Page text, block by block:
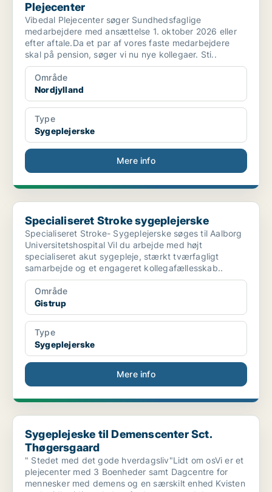
Plejecenter
Vibedal Plejecenter søger Sundhedsfaglige
medarbejdere med ansættelse 1. oktober 2026 eller
efter aftale.Da et par af vores faste medarbejdere
skal på pension, søger vi nu nye kollegaer. Sti..
Område
Nordjylland
Type
Sygeplejerske
Mere info
Specialiseret Stroke sygeplejerske
Specialiseret Stroke sygeplejerske
Specialiseret Stroke- Sygeplejerske søges til Aalborg
Universitetshospital Vil du arbejde med højt
specialiseret akut sygepleje, stærkt tværfagligt
samarbejde og et engageret kollegafællesskab..
Område
Gistrup
Type
Sygeplejerske
Mere info
Sygeplejeske til Demenscenter Sct. Thøgersgaard
Sygeplejeske til Demenscenter Sct.
Thøgersgaard
" Stedet med det gode hverdagsliv"Lidt om osVi er et
plejecenter med 3 Boenheder samt Dagcentre for
mennesker med demens og en særskilt enhed Kvisten